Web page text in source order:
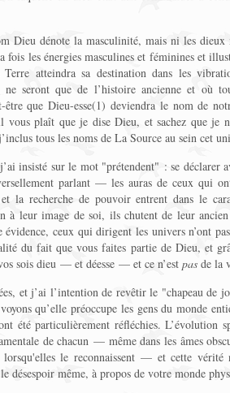
Dieu dénote la masculinité, mais ni les dieux
les énergies masculines et féminines et
atteindra sa destination dans les
ne seront que de l’histoire ancienne et où
être que Dieu-esse(1) deviendra le nom de
vous plaît que je dise Dieu, et sachez que je
tous les noms de La Source au sein cet
insisté sur le mot "prétendent" : se déclarer
parlant — les auras de ceux qui
la recherche de pouvoir entrent dans le
à leur image de soi, ils chutent de leur
évidence, ceux qui dirigent les univers n’ont
du fait que vous faites partie de Dieu, et
sois dieu — et déesse — et ce n’est pas de la
et j’ai l’intention de revêtir le "chapeau de
qu’elle préoccupe les gens du monde
été particulièrement réfléchies. L’évolution
de chacun — même dans les âmes
le reconnaissent — et cette vérité
désespoir même, à propos de votre monde